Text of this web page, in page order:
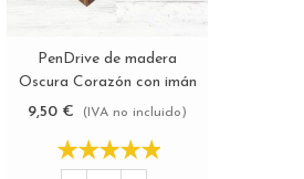
Ver más
PenDrive de madera
Oscura Corazón con imán
Ref.USBCH7
9,50 € (IVA no incluido)